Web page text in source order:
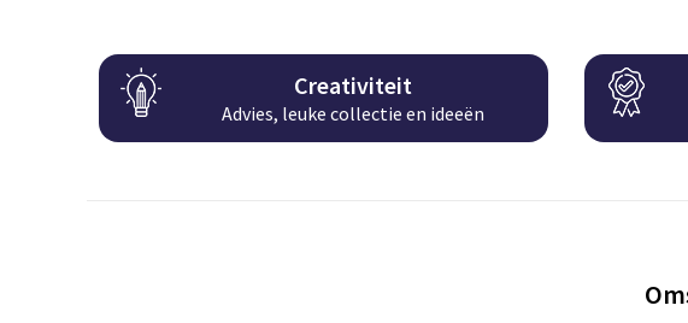
Creativiteit
Advies, leuke collectie en ideeën